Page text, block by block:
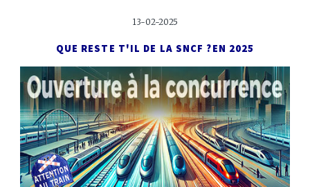
13-02-2025
QUE RESTE T'IL DE LA SNCF ?EN 2025